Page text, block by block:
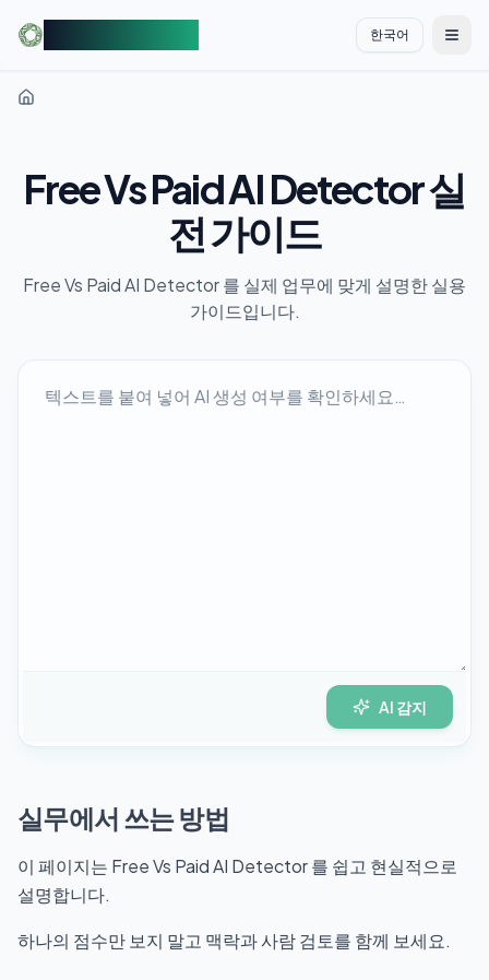
한국어 切换
Free Vs Paid AI Detector 실
전 가이드
Free Vs Paid AI Detector 를 실제 업무에 맞게 설명한 실용
가이드입니다.
AI 감지
실무에서 쓰는 방법
이 페이지는 Free Vs Paid AI Detector 를 쉽고 현실적으로
설명합니다.
하나의 점수만 보지 말고 맥락과 사람 검토를 함께 보세요.